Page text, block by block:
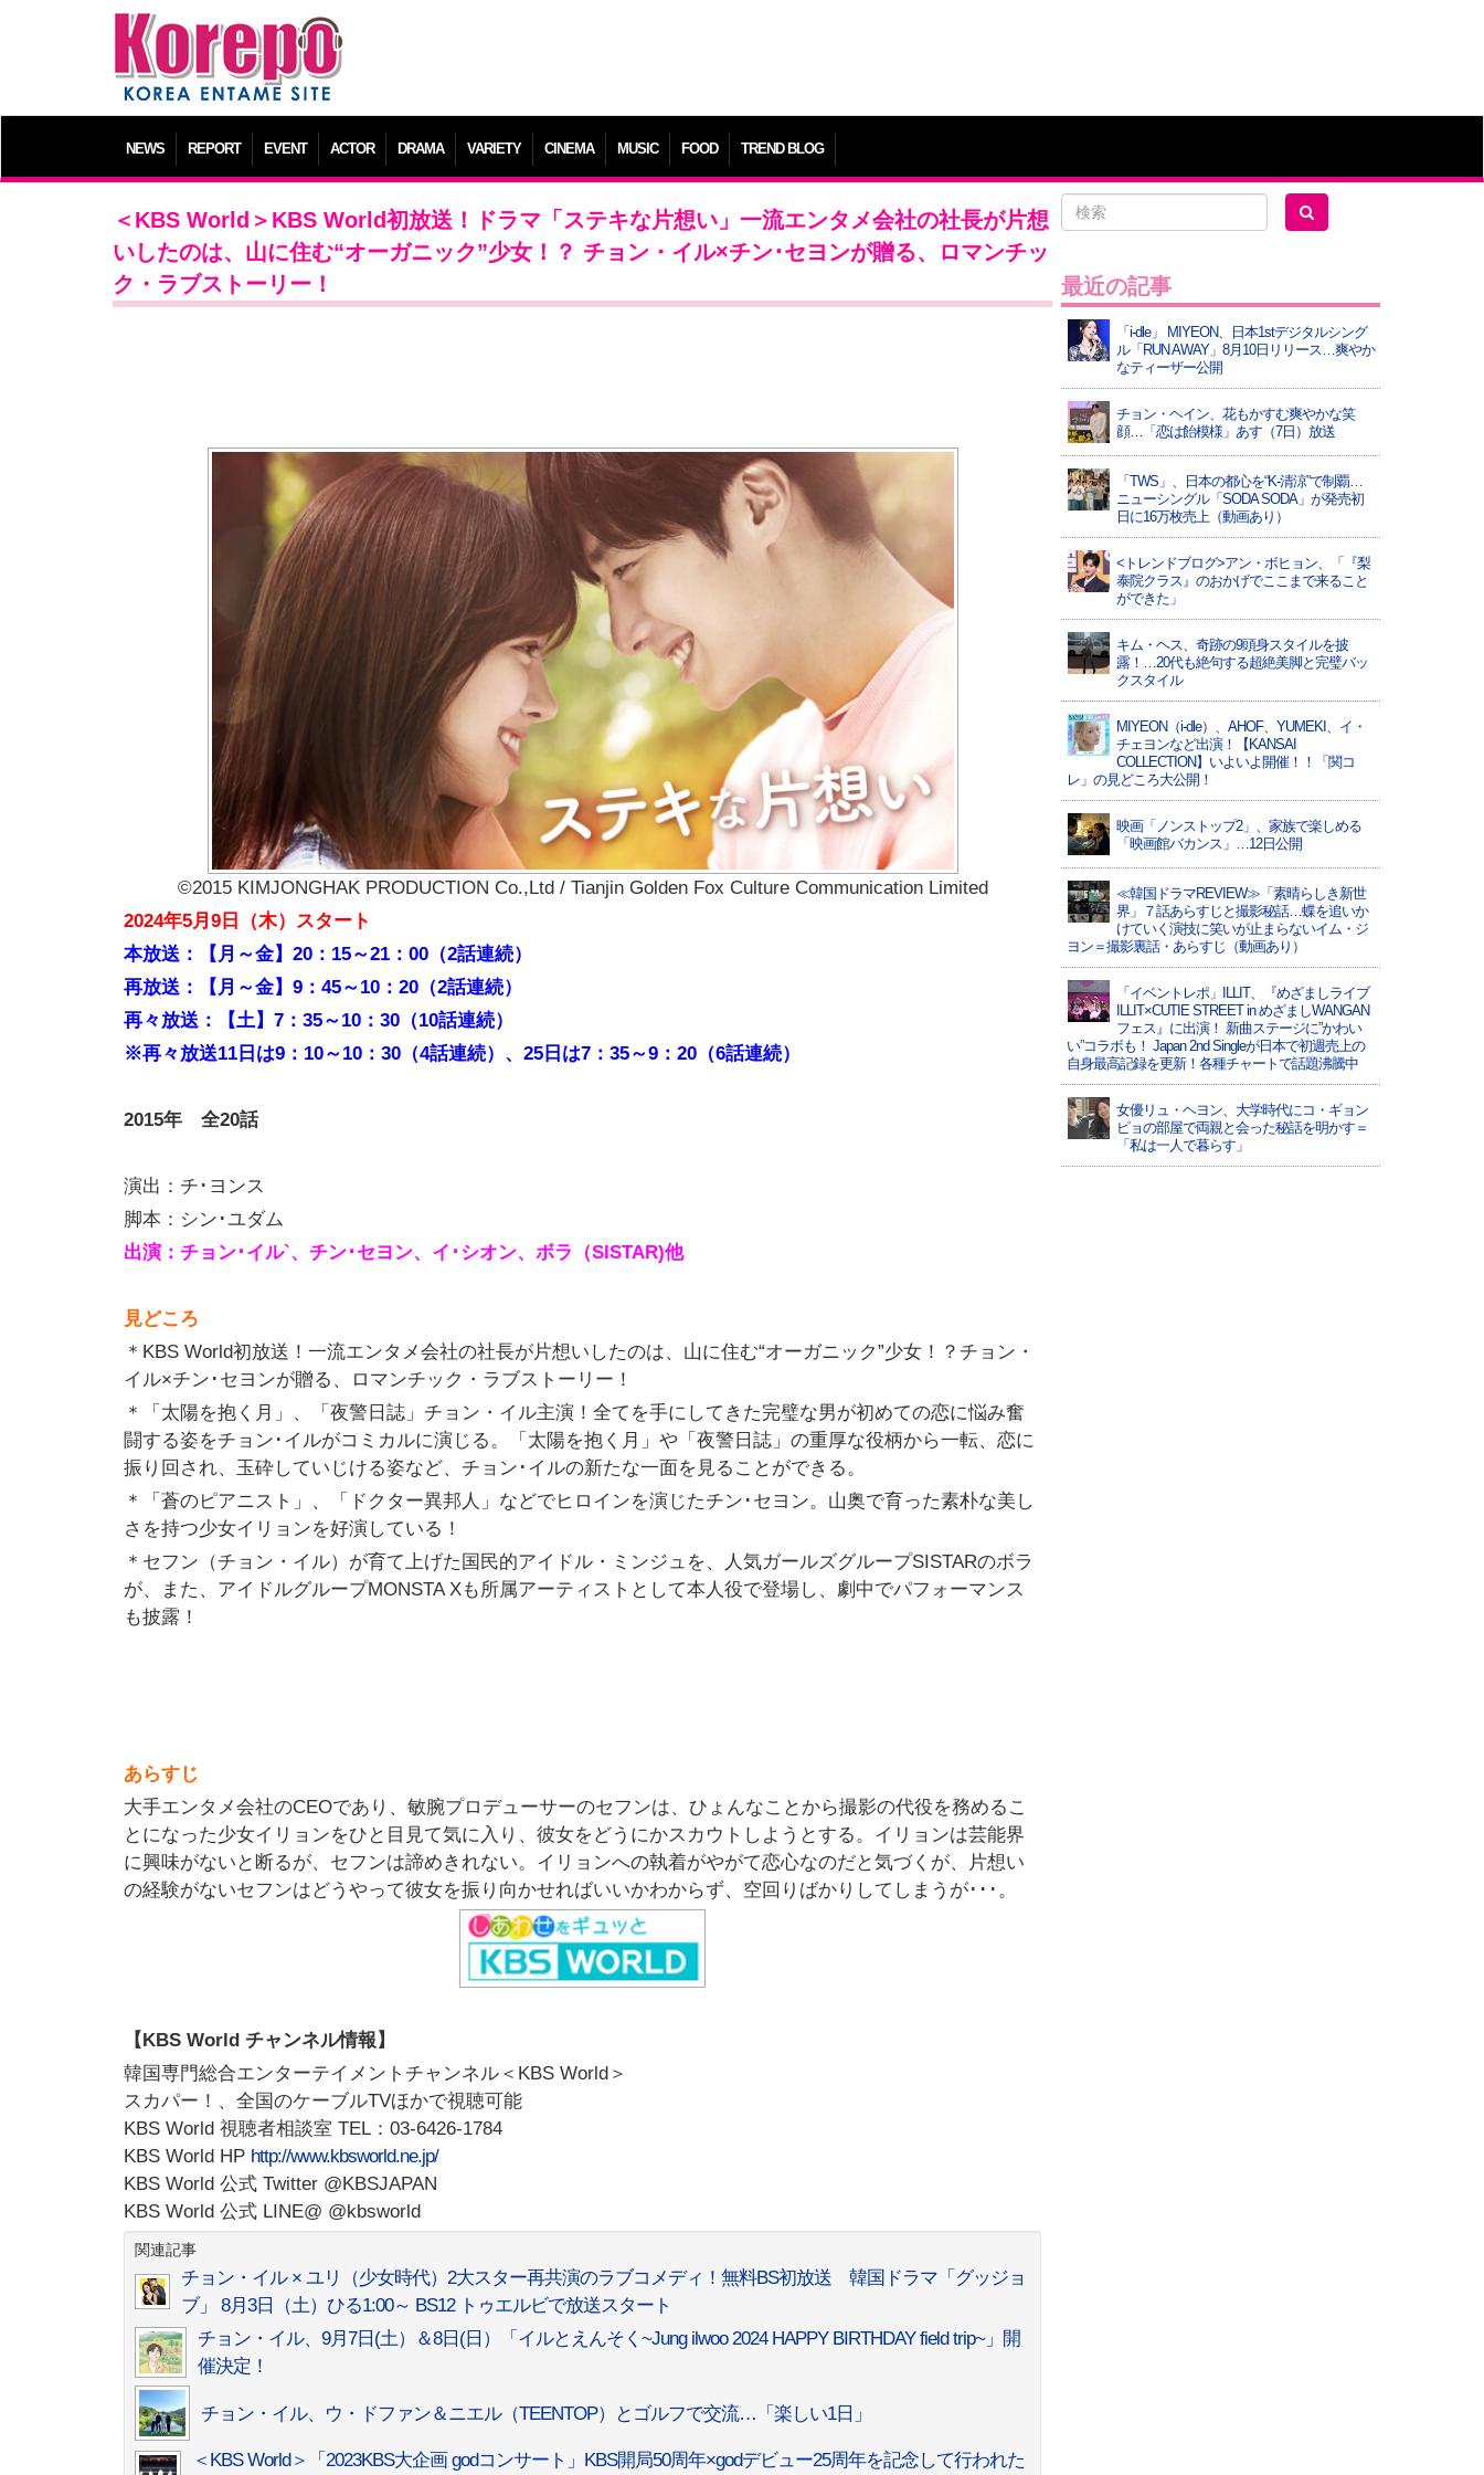
NEWS REPORT EVENT ACTOR DRAMA VARIETY CINEMA MUSIC FOOD TREND BLOG
＜KBS World＞KBS World初放送！ドラマ「ステキな片想い」一流エンタメ会社の社長が片想
いしたのは、山に住む“オーガニック”少女！？ チョン・イル×チン･セヨンが贈る、ロマンチッ
ク・ラブストーリー！
©2015 KIMJONGHAK PRODUCTION Co.,Ltd / Tianjin Golden Fox Culture Communication Limited
2024年5月9日（木）スタート
本放送：【月～金】20：15～21：00（2話連続）
再放送：【月～金】9：45～10：20（2話連続）
再々放送：【土】7：35～10：30（10話連続）
※再々放送11日は9：10～10：30（4話連続）、25日は7：35～9：20（6話連続）
2015年 全20話
演出：チ･ヨンス
脚本：シン･ユダム
出演：チョン･イル`、チン･セヨン、イ･シオン、ボラ（SISTAR)他
見どころ
＊KBS World初放送！一流エンタメ会社の社長が片想いしたのは、山に住む“オーガニック”少女！？チョン・
イル×チン･セヨンが贈る、ロマンチック・ラブストーリー！
＊「太陽を抱く月」、「夜警日誌」チョン・イル主演！全てを手にしてきた完璧な男が初めての恋に悩み奮
闘する姿をチョン･イルがコミカルに演じる。「太陽を抱く月」や「夜警日誌」の重厚な役柄から一転、恋に
振り回され、玉砕していじける姿など、チョン･イルの新たな一面を見ることができる。
＊「蒼のピアニスト」、「ドクター異邦人」などでヒロインを演じたチン･セヨン。山奥で育った素朴な美し
さを持つ少女イリョンを好演している！
＊セフン（チョン・イル）が育て上げた国民的アイドル・ミンジュを、人気ガールズグループSISTARのボラ
が、また、アイドルグループMONSTA Xも所属アーティストとして本人役で登場し、劇中でパフォーマンス
も披露！
あらすじ
大手エンタメ会社のCEOであり、敏腕プロデューサーのセフンは、ひょんなことから撮影の代役を務めるこ
とになった少女イリョンをひと目見て気に入り、彼女をどうにかスカウトしようとする。イリョンは芸能界
に興味がないと断るが、セフンは諦めきれない。イリョンへの執着がやがて恋心なのだと気づくが、片想い
の経験がないセフンはどうやって彼女を振り向かせればいいかわからず、空回りばかりしてしまうが･･･。
【KBS World チャンネル情報】
韓国専門総合エンターテイメントチャンネル＜KBS World＞
スカパー！、全国のケーブルTVほかで視聴可能
KBS World 視聴者相談室 TEL：03-6426-1784
KBS World HP http://www.kbsworld.ne.jp/
KBS World 公式 Twitter @KBSJAPAN
KBS World 公式 LINE@ @kbsworld
関連記事
チョン・イル × ユリ（少女時代）2大スター再共演のラブコメディ！無料BS初放送 韓国ドラマ「グッジョ
ブ」 8月3日（土）ひる1:00～ BS12 トゥエルビで放送スタート
チョン・イル、9月7日(土）＆8日(日）「イルとえんそく~Jung ilwoo 2024 HAPPY BIRTHDAY field trip~」開
催決定！
チョン・イル、ウ・ドファン＆ニエル（TEENTOP）とゴルフで交流…「楽しい1日」
＜KBS World＞「2023KBS大企画 godコンサート」KBS開局50周年×godデビュー25周年を記念して行われた
最近の記事
「i-dle」 MIYEON、日本1stデジタルシング
ル「RUN AWAY」8月10日リリース…爽やか
なティーザー公開
チョン・ヘイン、花もかすむ爽やかな笑
顔…「恋は飴模様」あす（7日）放送
「TWS」、日本の都心を“K-清涼”で制覇…
ニューシングル「SODA SODA」が発売初
日に16万枚売上（動画あり）
<トレンドブログ>アン・ボヒョン、「『梨
泰院クラス』のおかげでここまで来ること
ができた」
キム・ヘス、奇跡の9頭身スタイルを披
露！…20代も絶句する超絶美脚と完璧バッ
クスタイル
MIYEON（i-dle）、​AHOF​、YUMEKI、イ・
チェヨンなど出演！【KANSAI
COLLECTION】いよいよ開催！！「関コ
レ」の見どころ大公開！
映画「ノンストップ2」、家族で楽しめる
「映画館バカンス」…12日公開
≪韓国ドラマREVIEW≫「素晴らしき新世
界」７話あらすじと撮影秘話…蝶を追いか
けていく演技に笑いが止まらないイム・ジ
ヨン＝撮影裏話・あらすじ（動画あり）
「イベントレポ」ILLIT、『めざましライブ
ILLIT×CUTIE STREET in めざましWANGAN
フェス』に出演！ 新曲ステージに”かわい
い”コラボも！ Japan 2nd Singleが日本で初週売上の
自身最高記録を更新！各種チャートで話題沸騰中
女優リュ・ヘヨン、大学時代にコ・ギョン
ピョの部屋で両親と会った秘話を明かす＝
「私は一人で暮らす」